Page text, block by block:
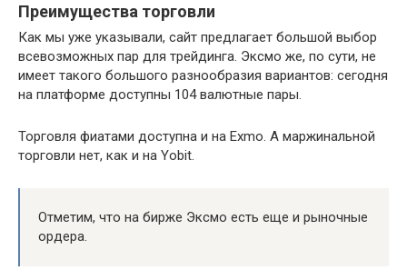
Преимущества торговли
Как мы уже указывали, сайт предлагает большой выбор
всевозможных пар для трейдинга. Эксмо же, по сути, не
имеет такого большого разнообразия вариантов: сегодня
на платформе доступны 104 валютные пары.
Торговля фиатами доступна и на Exmo. А маржинальной
торговли нет, как и на Yobit.
Отметим, что на бирже Эксмо есть еще и рыночные
ордера.